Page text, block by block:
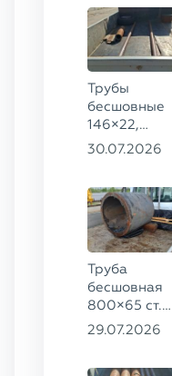
Трубы
бесшовные
146×22,
68×12 ГОСТ
30.07.2026
Труба
бесшовная
800×65 ст.
17ГС
29.07.2026